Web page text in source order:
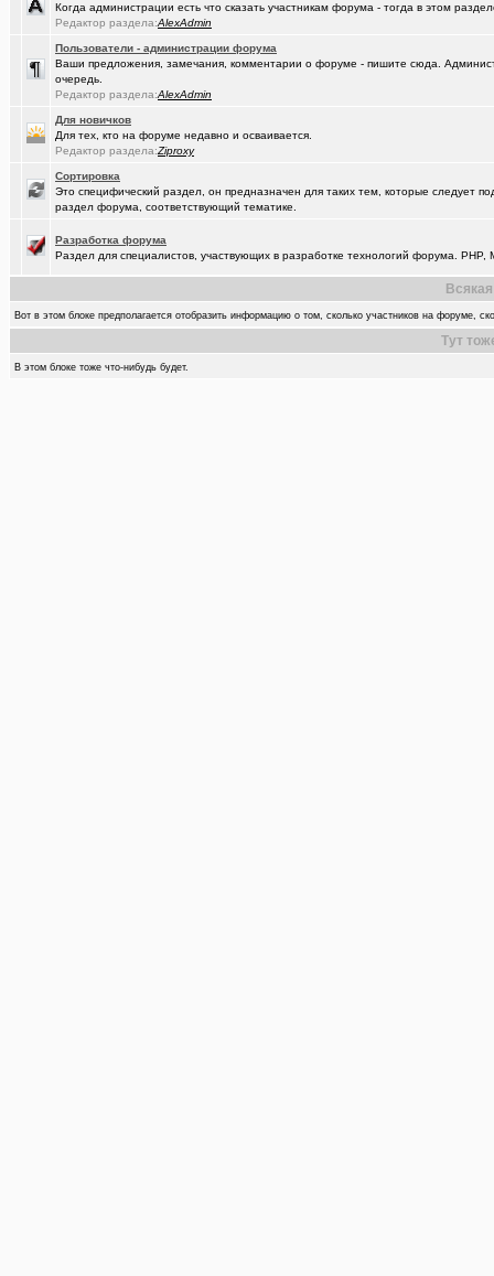
Когда администрации есть что сказать участникам форума - тогда в этом
Редактор раздела:AlexAdmin
Пользователи - администрации форума
Ваши предложения, замечания, комментарии о форуме - пишите сюда.
очередь.
Редактор раздела:AlexAdmin
Для новичков
Для тех, кто на форуме недавно и осваивается.
Редактор раздела:Ziproxy
Сортировка
Это специфический раздел, он предназначен для таких тем, которые следует
раздел форума, соответствующий тематике.
Разработка форума
Раздел для специалистов, участвующих в разработке технологий форума. PHP,
Вот в этом блоке предполагается отобразить информацию о том, сколько участников на форуме,
Тут
В этом блоке тоже что-нибудь будет.